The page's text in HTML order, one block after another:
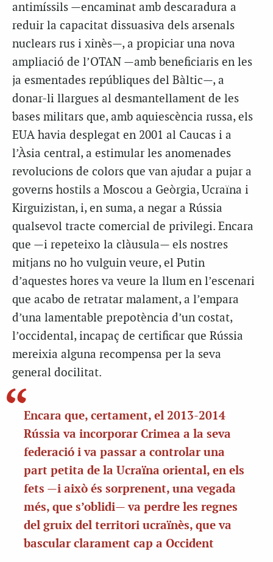
antimíssils —encaminat amb descaradura a
reduir la capacitat dissuasiva dels arsenals
nuclears rus i xinès—, a propiciar una nova
ampliació de l’OTAN —amb beneficiaris en les
ja esmentades repúbliques del Bàltic—, a
donar-li llargues al desmantellament de les
bases militars que, amb aquiescència russa, els
EUA havia desplegat en 2001 al Caucas i a
l’Àsia central, a estimular les anomenades
revolucions de colors que van ajudar a pujar a
governs hostils a Moscou a Geòrgia, Ucraïna i
Kirguizistan, i, en suma, a negar a Rússia
qualsevol tracte comercial de privilegi. Encara
que —i repeteixo la clàusula— els nostres
mitjans no ho vulguin veure, el Putin
d’aquestes hores va veure la llum en l’escenari
que acabo de retratar malament, a l’empara
d’una lamentable prepotència d’un costat,
l’occidental, incapaç de certificar que Rússia
mereixia alguna recompensa per la seva
general docilitat.
Encara que, certament, el 2013-2014
Rússia va incorporar Crimea a la seva
federació i va passar a controlar una
part petita de la Ucraïna oriental, en els
fets —i això és sorprenent, una vegada
més, que s’oblidi— va perdre les regnes
del gruix del territori ucraïnès, que va
bascular clarament cap a Occident